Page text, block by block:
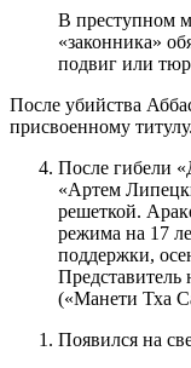
В преступном
«законника»
подвиг или
После убийства
присвоенному титулу.
После гибели
«Артем
решеткой.
режима на 17
поддержки,
Представитель
(«Манети Тха
Появился на